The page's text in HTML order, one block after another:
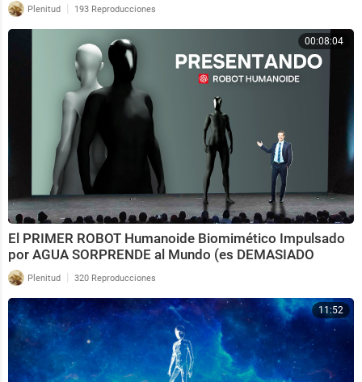
Plenitud | 193 Reproducciones
00:08:04
El PRIMER ROBOT Humanoide Biomimético Impulsado
por AGUA SORPRENDE al Mundo (es DEMASIADO
HUMANO)
Plenitud | 320 Reproducciones
11:52